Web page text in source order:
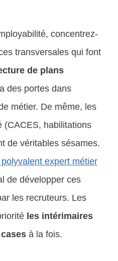
concentrez-
transversales qui font
de plans
des portes dans
métier. De même, les
(CACES, habilitations
de véritables sésames.
expert métier
de développer ces
les recruteurs. Les
les intérimaires
à la fois.